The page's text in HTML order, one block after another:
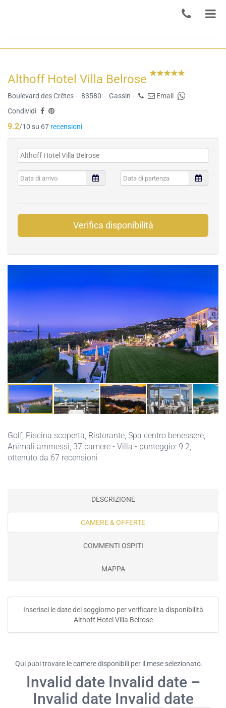
Althoff Hotel Villa Belrose
Boulevard des Crêtes - 83580 - Gassin -
Email
Condividi
9.2/10 su 67 recensioni
Verifica disponibilità
Golf, Piscina scoperta, Ristorante, Spa centro benessere,
Animali ammessi, 37 camere - Villa - punteggio: 9.2,
ottenuto da 67 recensioni
DESCRIZIONE
CAMERE & OFFERTE
COMMENTI OSPITI
MAPPA
Inserisci le date del soggiorno per verificare la disponibilità
Althoff Hotel Villa Belrose
Qui puoi trovare le camere disponibili per il mese selezionato.
Invalid date Invalid date –
Invalid date Invalid date